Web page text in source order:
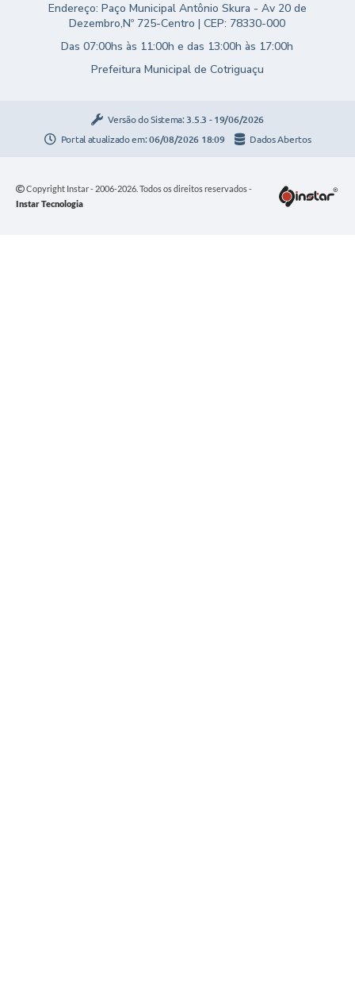
Endereço: Paço Municipal Antônio Skura - Av 20 de
Dezembro,Nº 725-Centro | CEP: 78330-000
Das 07:00hs às 11:00h e das 13:00h às 17:00h
Prefeitura Municipal de Cotriguaçu
Versão do Sistema: 3.5.3 - 19/06/2026
Portal atualizado em:06/08/2026 18:09 Dados Abertos
Copyright Instar - 2006-2026. Todos os direitos reservados -
Instar Tecnologia